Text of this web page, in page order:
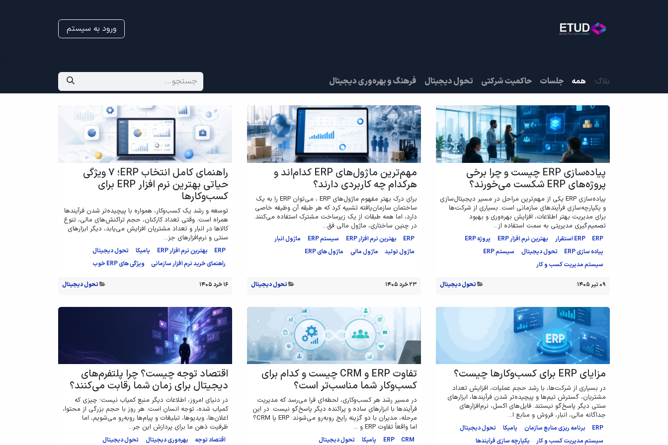
ورود به سیستم
بلاگ: همه جلسات حاکمیت شرکتی تحول دیجیتال فرهنگ و بهره‌وری دیجیتال
پیاده‌سازی ERP چیست و چرا برخی
پروژه‌های ERP شکست می‌خورند؟
پیاده‌سازی ERP یکی از مهم‌ترین مراحل در مسیر دیجیتال‌سازی
و یکپارچه‌سازی فرآیندهای سازمانی است. بسیاری از شرکت‌ها
برای مدیریت بهتر اطلاعات، افزایش بهره‌وری و بهبود
تصمیم‌گیری مدیریتی به سمت استفاده از...
ERP ERP استقرار بهترین نرم افزار ERP
پروژه ERP
پیاده سازی ERP
تحول دیجیتال
سیستم ERP
سیستم مدیریت کسب و کار
۰۹ تیر ۱۴۰۵ تحول دیجیتال
مهم‌ترین ماژول‌های ERP کدام‌اند و
هرکدام چه کاربردی دارند؟
برای درک بهتر مفهوم ماژول‌های ERP ، می‌توان ERP را به یک
ساختمان سازمان‌یافته تشبیه کرد که هر طبقه آن وظیفه خاصی
دارد، اما همه طبقات از یک زیرساخت مشترک استفاده می‌کنند.
در چنین ساختاری، ماژول مالی فق...
ERP بهترین نرم افزار ERP سیستم ERP
ماژول انبار
ماژول تولید
ماژول مالی ماژول های ERP
۲۳ خرد ۱۴۰۵ تحول دیجیتال
راهنمای کامل انتخاب ERP؛ 7 ویژگی
حیاتی بهترین نرم افزار ERP برای
کسب‌وکارها
توسعه و رشد یک کسب‌‌وکار، همواره با پیچیده‌تر شدن فرآیندها
همراه است. وقتی تعداد کارکنان، حجم تراکنش‌های مالی، تنوع
کالاها در انبار و تعداد مشتریان افزایش می‌یابد، دیگر ابزارهای
سنتی و نرم‌افزارهای جز...
ERP بهترین نرم افزار ERP پامیکا
تحول دیجیتال
راهنمای خرید نرم افزار سازمانی
ویژگی های ERP خوب
۱۶ خرد ۱۴۰۵ تحول دیجیتال
مزایای ERP برای کسب‌وکارها چیست؟
در بسیاری از شرکت‌ها، با رشد حجم عملیات، افزایش تعداد
مشتریان، گسترش تیم‌ها و پیچیده‌تر شدن فرآیندها، ابزارهای
سنتی دیگر پاسخ‌گو نیستند. فایل‌های اکسل، نرم‌افزارهای
جداگانه مالی، انبار، فروش و منابع ا...
ERP برنامه ریزی منابع سازمان پامیکا
تحول دیجیتال
سیستم مدیریت کسب و کار
یکپارچه سازی فرآیندها
تفاوت ERP و CRM چیست و کدام برای
کسب‌وکار شما مناسب‌تر است؟
در مسیر رشد هر کسب‌وکاری، لحظه‌ای فرا می‌رسد که مدیریت
فرآیندها با ابزارهای ساده و پراکنده دیگر پاسخ‌گو نیست. در این
مرحله، مدیران با دو گزینه رایج روبه‌رو می‌شوند: ERP یا CRM؟
اما واقعاً تفاوت ERP و ...
CRM
ERP پامیکا تحول دیجیتال
اقتصاد توجه چیست؟ چرا پلتفرم‌های
دیجیتال برای زمان شما رقابت می‌کنند؟
در دنیای امروز، اطلاعات دیگر منبع کمیاب نیست؛ چیزی که
کمیاب شده، توجه انسان است. هر روز با حجم بزرگی از محتوا،
اعلان‌ها، ویدیوها، تبلیغات و پیام‌ها روبه‌رو می‌شویم، اما
ظرفیت ذهن ما برای پردازش این جر...
اقتصاد توجه بهره‌وری دیجیتال تحول دیجیتال